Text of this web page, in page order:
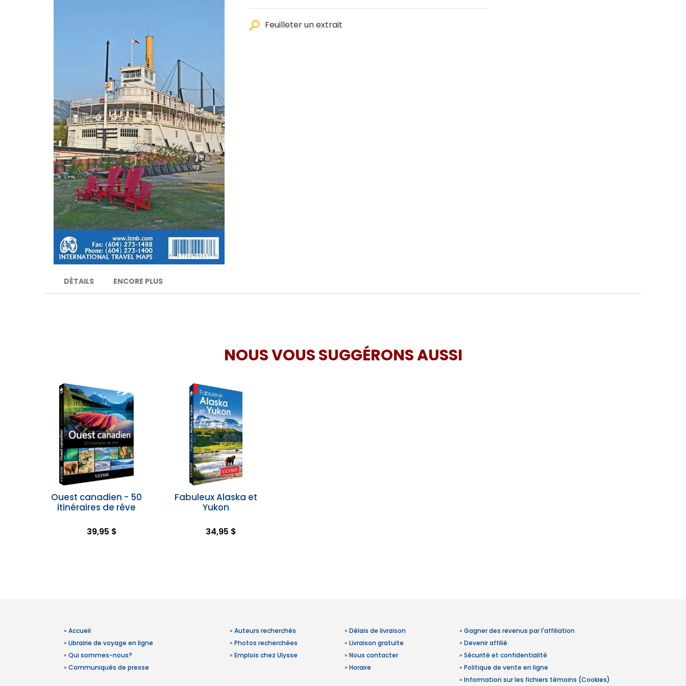
Feuilleter un extrait
DÉTAILS ENCORE PLUS
NOUS VOUS SUGGÉRONS AUSSI
Ouest canadien - 50
itinéraires de rêve
39,95 $
Fabuleux Alaska et
Yukon
34,95 $
» Accueil
» Librairie de voyage en ligne
» Qui sommes-nous?
» Communiqués de presse
» Auteurs recherchés
» Photos recherchées
» Emplois chez Ulysse
» Délais de livraison
» Livraison gratuite
» Nous contacter
» Horaire
» Gagner des revenus par l'affiliation
» Devenir affilié
» Sécurité et confidentialité
» Politique de vente en ligne
» Information sur les fichiers témoins (Cookies)